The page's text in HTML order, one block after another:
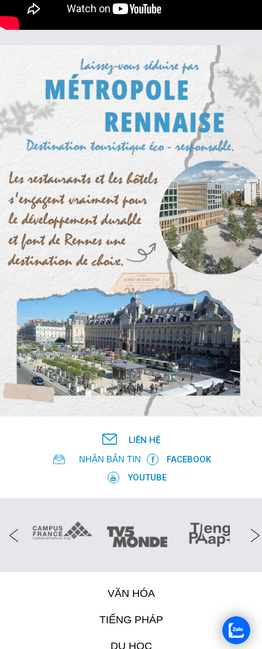
LIÊN HỆ
NHẬN BẢN TIN
FACEBOOK
YOUTUBE
VĂN HÓA
TIẾNG PHÁP
DU HỌC